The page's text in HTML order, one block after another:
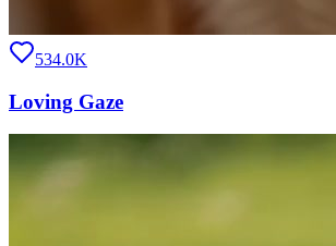
534.0K
Loving Gaze